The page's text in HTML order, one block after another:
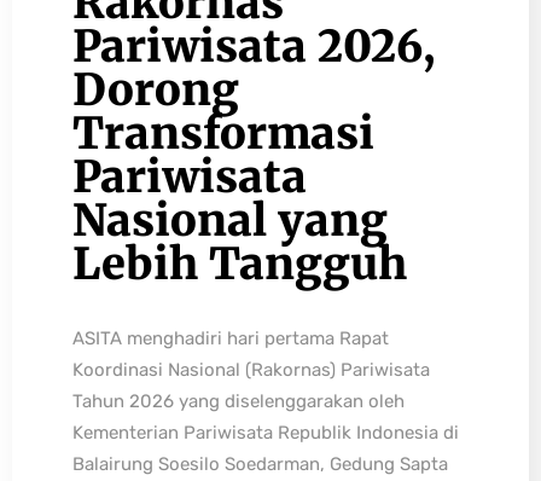
Pariwisata 2026,
Dorong
Transformasi
Pariwisata
Nasional yang
Lebih Tangguh
ASITA menghadiri hari pertama Rapat
Koordinasi Nasional (Rakornas) Pariwisata
Tahun 2026 yang diselenggarakan oleh
Kementerian Pariwisata Republik Indonesia di
Balairung Soesilo Soedarman, Gedung Sapta